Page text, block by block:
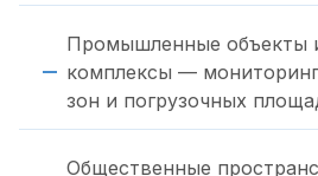
Промышленные объекты
комплексы — мониторинг
зон и погрузочных
Общественные